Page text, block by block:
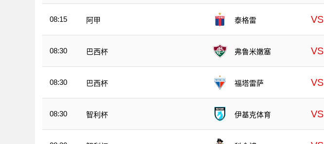
08:15 阿甲 泰格雷 VS
08:30 巴西杯 弗鲁米嫩塞 VS
08:30 巴西杯 福塔雷萨 VS
08:30 智利杯 伊基克体育 VS